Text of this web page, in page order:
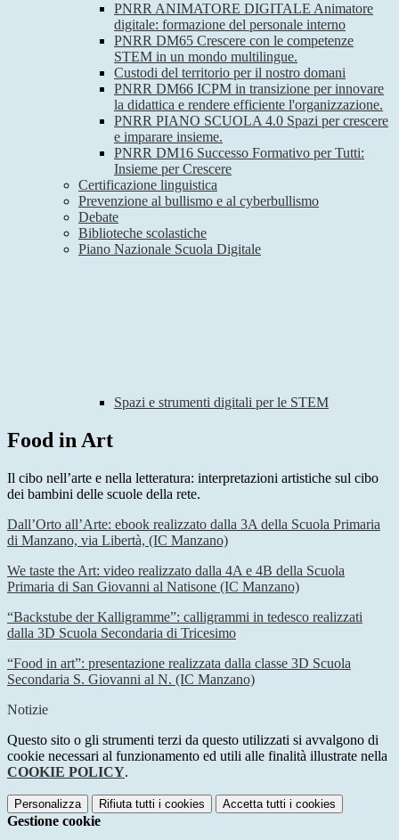
PNRR ANIMATORE DIGITALE Animatore
digitale: formazione del personale interno
PNRR DM65 Crescere con le competenze
STEM in un mondo multilingue.
Custodi del territorio per il nostro domani
PNRR DM66 ICPM in transizione per innovare
la didattica e rendere efficiente l'organizzazione.
PNRR PIANO SCUOLA 4.0 Spazi per crescere
e imparare insieme.
PNRR DM16 Successo Formativo per Tutti:
Insieme per Crescere
Certificazione linguistica
Prevenzione al bullismo e al cyberbullismo
Debate
Biblioteche scolastiche
Piano Nazionale Scuola Digitale
Spazi e strumenti digitali per le STEM
Food in Art
Il cibo nell’arte e nella letteratura: interpretazioni artistiche sul cibo
dei bambini delle scuole della rete.
Dall’Orto all’Arte: ebook realizzato dalla 3A della Scuola Primaria
di Manzano, via Libertà, (IC Manzano)
We taste the Art: video realizzato dalla 4A e 4B della Scuola
Primaria di San Giovanni al Natisone (IC Manzano)
“Backstube der Kalligramme”: calligrammi in tedesco realizzati
dalla 3D Scuola Secondaria di Tricesimo
“Food in art”: presentazione realizzata dalla classe 3D Scuola
Secondaria S. Giovanni al N. (IC Manzano)
Notizie
Questo sito o gli strumenti terzi da questo utilizzati si avvalgono di
cookie necessari al funzionamento ed utili alle finalità illustrate nella
COOKIE POLICY.
Personalizza Rifiuta tutti i cookies Accetta tutti i cookies
Gestione cookie